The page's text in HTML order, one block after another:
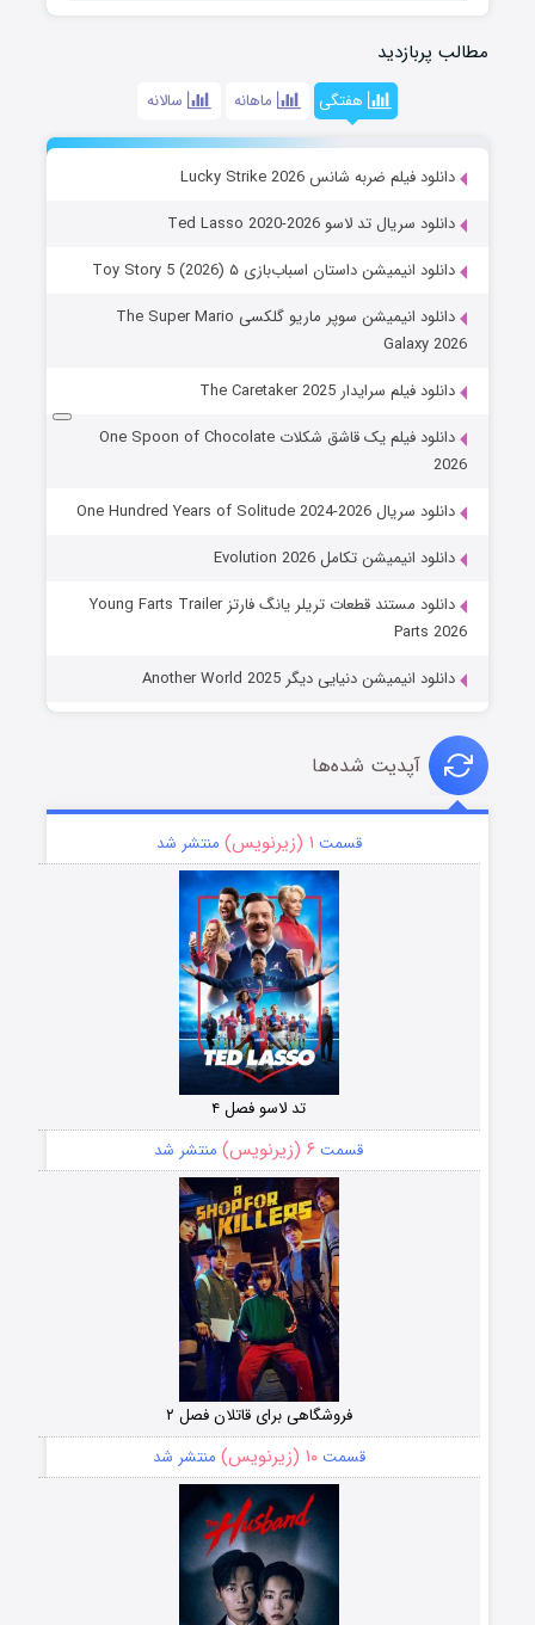
مطالب پربازدید
هفتگی ماهانه سالانه
دانلود فیلم ضربه شانس Lucky Strike 2026
دانلود سریال تد لاسو Ted Lasso 2020-2026
دانلود انیمیشن داستان اسباب‌بازی ۵ Toy Story 5 (2026)
دانلود انیمیشن سوپر ماریو گلکسی The Super Mario
Galaxy 2026
دانلود فیلم سرایدار The Caretaker 2025
دانلود فیلم یک قاشق شکلات One Spoon of Chocolate
2026
دانلود سریال One Hundred Years of Solitude 2024-2026
دانلود انیمیشن تکامل Evolution 2026
دانلود مستند قطعات تریلر یانگ فارتز Young Farts Trailer
Parts 2026
دانلود انیمیشن دنیایی دیگر Another World 2025
آپدیت شده‌ها
قسمت ۱ (زیرنویس) منتشر شد
تد لاسو فصل ۴
قسمت ۶ (زیرنویس) منتشر شد
فروشگاهی برای قاتلان فصل ۲
قسمت۱۰ (زیرنویس) منتشر شد